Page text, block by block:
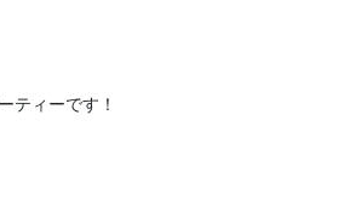
ティーです！